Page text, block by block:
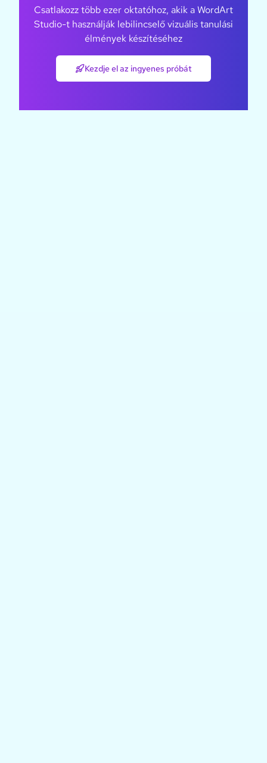
Csatlakozz több ezer oktatóhoz, akik a WordArt
Studio-t használják lebilincselő vizuális tanulási
élmények készítéséhez
Kezdje el az ingyenes próbát